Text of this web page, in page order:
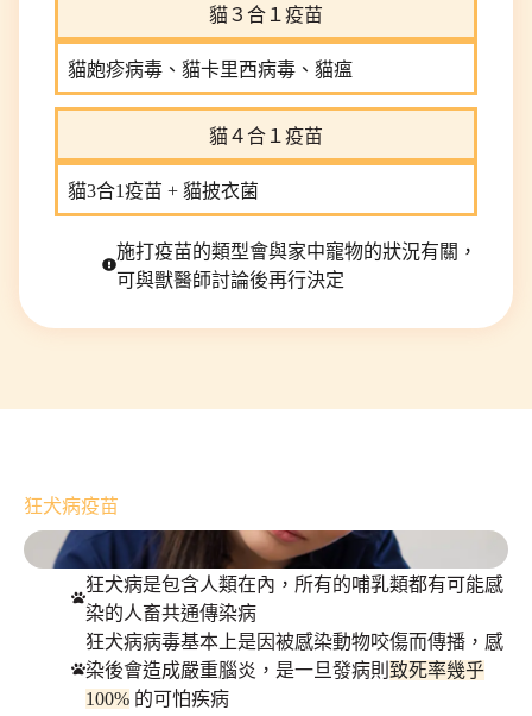
貓３合１疫苗
貓皰疹病毒、貓卡里西病毒、貓瘟
貓４合１疫苗
貓3合1疫苗 + 貓披衣菌
施打疫苗的類型會與家中寵物的狀況有關，
可與獸醫師討論後再行決定
狂犬病疫苗
狂犬病是包含人類在內，所有的哺乳類都有可能感
染的人畜共通傳染病
狂犬病病毒基本上是因被感染動物咬傷而傳播，感
染後會造成嚴重腦炎，是一旦發病則 致死率幾乎
100%的可怕疾病